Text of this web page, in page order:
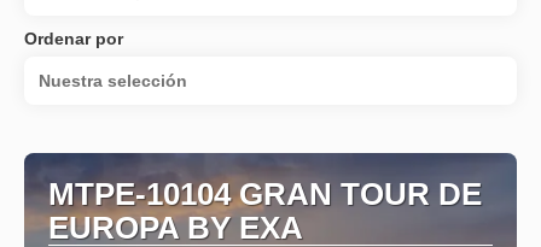
Ordenar por
Nuestra selección
MTPE-10104 GRAN TOUR DE
EUROPA BY EXA